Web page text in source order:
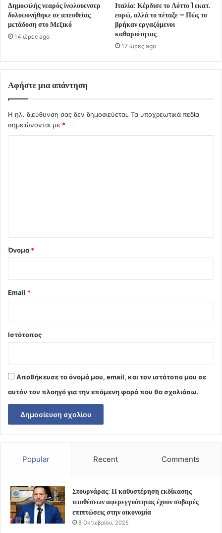
Δημοφιλής νεαρός ίνφλουενσερ
δολοφονήθηκε σε απευθείας
μετάδοση στο Μεξικό
14 ώρες ago
Ιταλία: Κέρδισε το Λόττο 1 εκατ.
ευρώ, αλλά το πέταξε – Πώς το
βρήκαν εργαζόμενοι
καθαριότητας
17 ώρες ago
Αφήστε μια απάντηση
Η ηλ. διεύθυνση σας δεν δημοσιεύεται. Τα υποχρεωτικά πεδία
σημειώνονται με *
Όνομα *
Email *
Ιστότοπος
Αποθήκευσε το όνομά μου, email, και τον ιστότοπο μου σε
αυτόν τον πλοηγό για την επόμενη φορά που θα σχολιάσω.
Popular Recent Comments
Στουρνάρας: Η καθυστέρηση εκδίκασης
υποθέσεων αφερεγγυότητας έχουν σοβαρές
επιπτώσεις στην οικονομία
8 Οκτωβρίου, 2025